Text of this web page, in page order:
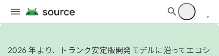
2026 年より、トランク安定版開発モデルに沿ってエコシ